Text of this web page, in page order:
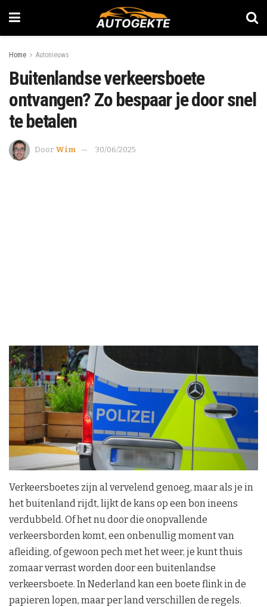
Home Autonieuws
Buitenlandse verkeersboete
ontvangen? Zo bespaar je door snel
te betalen
Door Wim 30/06/2025
Verkeersboetes zijn al vervelend genoeg, maar als je in
het buitenland rijdt, lijkt de kans op een bon ineens
verdubbeld. Of het nu door die onopvallende
verkeersborden komt, een onbenullig moment van
afleiding, of gewoon pech met het weer, je kunt thuis
zomaar verrast worden door een buitenlandse
verkeersboete. In Nederland kan een boete flink in de
papieren lopen, maar per land verschillen de regels.